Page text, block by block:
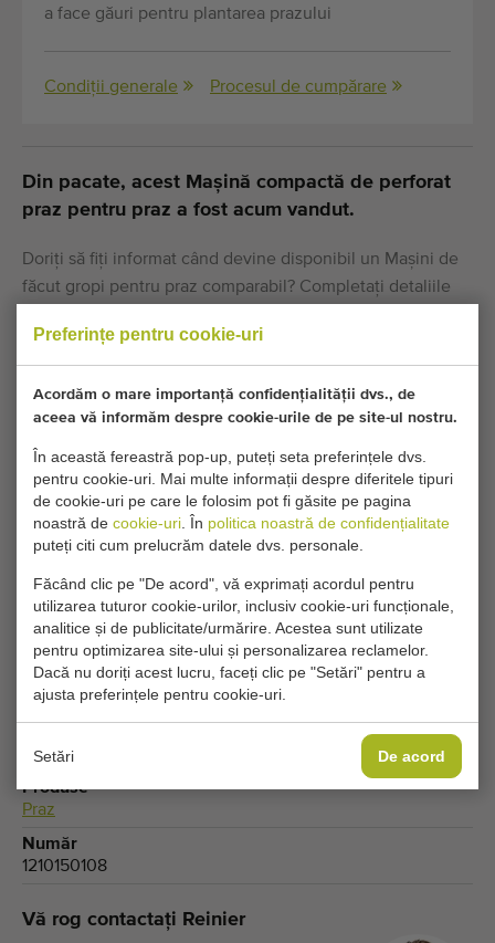
Preferințe pentru cookie-uri
Acordăm o mare importanță confidențialității dvs., de
aceea vă informăm despre cookie-urile de pe site-ul nostru.
În această fereastră pop-up, puteți seta preferințele dvs.
pentru cookie-uri. Mai multe informații despre diferitele tipuri
de cookie-uri pe care le folosim pot fi găsite pe pagina
noastră de cookie-uri . În politica noastră de confidențialitate
puteți citi cum prelucrăm datele dvs. personale.
Făcând clic pe "De acord", vă exprimați acordul pentru
utilizarea tuturor cookie-urilor, inclusiv cookie-uri funcționale,
analitice și de publicitate/urmărire. Acestea sunt utilizate
pentru optimizarea site-ului și personalizarea reclamelor.
Dacă nu doriți acest lucru, faceți clic pe "Setări" pentru a
ajusta preferințele pentru cookie-uri.
Setări De acord
a face găuri pentru plantarea prazului
Condiții generale Procesul de cumpărare
Din pacate, acest Mașină compactă de perforat
praz pentru praz a fost acum vandut.
Doriți să fiți informat când devine disponibil un Maşini de
făcut gropi pentru praz comparabil? Completați detaliile
Setările dvs. actuale de cookie blochează această
parte. Ajustați setările de cookie pentru a accesa
MODIFICĂ SETĂRILE COOKIE-URILOR
Maşini de făcut gropi pentru praz
Marcă
Compact
Utilaje de plantat
Produse
Praz
Număr
1210150108
Vă rog contactați Reinier